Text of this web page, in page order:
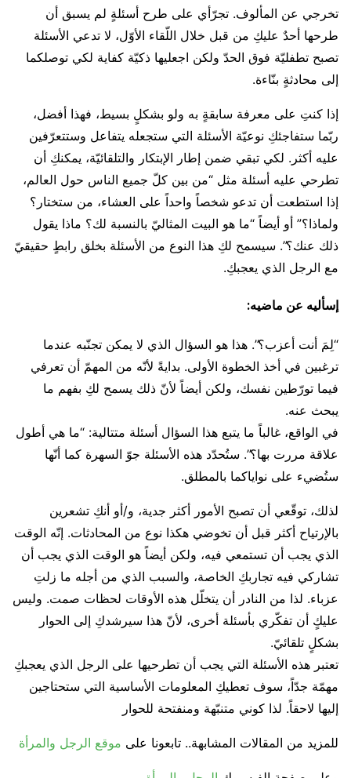
تخرجي عن المألوف. تجرّأي على طرح أسئلةٍ لم يسبق أن
طرحها أحدٌ عليكِ من قبل خلال اللّقاء الأوّل، لا تدعي الأسئلة
تصبح تطفليّة فوق الحدّ ولكن اجعليها ذكيّة كفاية لكي توصلكما
إلى محادثةٍ بنّاءة.
إذا كنتِ على معرفة سابقةٍ به ولو بشكلٍ بسيط، فهذا أفضل،
ربّما ستفاجئكِ نوعيّة الأسئلة التي ستجعله يتفاعل وستتعرّفين
عليه أكثر. لكي تبقي ضمن إطار الإبتكار والتلقائيّة، يمكنكِ أن
تطرحي عليه أسئلة مثل “من بين كلّ جميع الناس حول العالم،
إذا استطعت أن تدعو شخصاً واحداً على العشاء، من ستختار؟
ولماذا؟” أو أيضاً “ما هو البيت المثاليّ بالنسبة لك؟ ماذا يقول
ذلك عنك؟”. سيسمح لكِ هذا النوع من الأسئلة بخلق رابطٍ حقيقيّ
مع الرجل الذي يعجبكِ.
إسأليه عن ماضيه:
“لِمَ أنت أعزب؟”. هذا هو السؤال الذي لا يمكن تجنّبه عندما
ترغبين في أخذ الخطوة الأولى. بدايةً لأنّه من المهمّ أن تعرفي
فيما تورّطين نفسك، ولكن أيضاً لأنّ ذلك يسمح لكِ بفهم ما
يبحث عنه.
في الواقع، غالباً ما يتبع هذا السؤال أسئلة متتالية: “ما هي أطول
علاقة مررت بها؟”. ستُحدّد هذه الأسئلة جوّ السهرة كما أنّها
ستُضيء على نواياكما بالمطلق.
لذلك، توقّعي أن تصبح الأمور أكثر جدية، و/أو أنكِ تشعرين
بالإرتياح أكثر قبل أن تخوضي هكذا نوع من المحادثات. إنّه الوقت
الذي يجب أن تستمعي فيه، ولكن أيضاً هو الوقت الذي يجب أن
تشاركي فيه تجاربكِ الخاصة، والسبب الذي من أجله ما زلتِ
عزباء. لذا من النادر أن يتخلّل هذه الأوقات لحظات صمت. وليس
عليكٍ أن تفكّري بأسئلة أخرى، لأنّ هذا سيرشدكِ إلى الحوار
بشكلٍ تلقائيّ.
تعتبر هذه الأسئلة التي يجب أن تطرحيها على الرجل الذي يعجبكِ
مهمّة جدّاً، سوف تعطيكِ المعلومات الأساسية التي ستحتاجين
إليها لاحقاً. لذا كوني متنبّهة ومنفتحة للحوار
للمزيد من المقالات المشابهة.. تابعونا على موقع الرجل والمرأة